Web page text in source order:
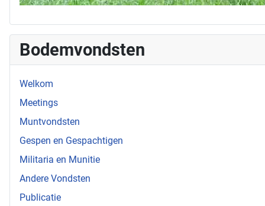
Bodemvondsten
Welkom
Meetings
Muntvondsten
Gespen en Gespachtigen
Militaria en Munitie
Andere Vondsten
Publicatie